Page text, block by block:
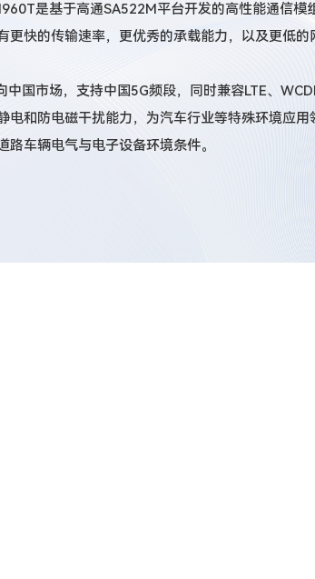
是基于高通SA522M平台开发的高性能通信
更快的传输速率，更优秀的承载能力，以及更低
中国市场，支持中国5G频段，同时兼容LTE、
电和防电磁干扰能力，为汽车行业等特殊环境应
路车辆电气与电子设备环境条件。